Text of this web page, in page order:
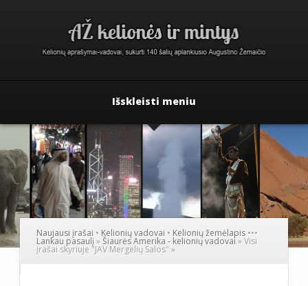
Išskleisti meniu
Naujausi įrašai • Kelionių vadovai • Kelionių žemėlapis •••
Lankau pasaulį »Šiaurės Amerika - kelionių vadovai »Visi
įrašai skyriuje "JAV Mergelių Salos" »